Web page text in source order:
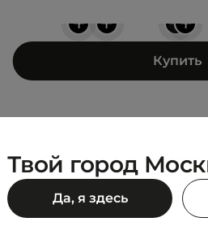
+
+ +
+
Купить
Urban Low
₽
HI-
Твой город
Да, я здесь